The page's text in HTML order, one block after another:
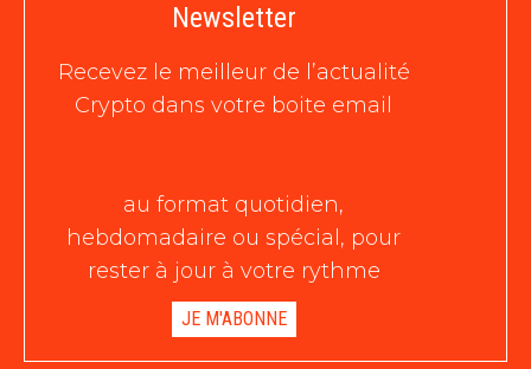
Newsletter
Recevez le meilleur de l’actualité
Crypto dans votre boite email
au format quotidien,
hebdomadaire ou spécial, pour
rester à jour à votre rythme
JE M'ABONNE